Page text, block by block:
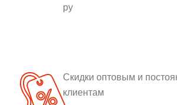
ру
Скидки оптовым и
клиентам